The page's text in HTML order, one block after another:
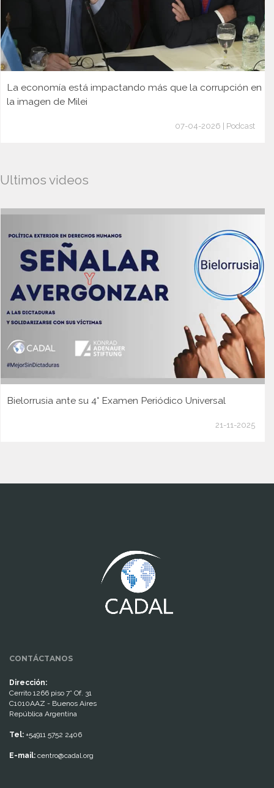
La economía está impactando más que la corrupción en
la imagen de Milei
07-04-2026 | Podcast
Ultimos videos
Bielorrusia ante su 4° Examen Periódico Universal
21-11-2025
CONTÁCTANOS
Dirección:
Cerrito 1266 piso 7° Of. 31
C1010AAZ - Buenos Aires
República Argentina
Tel: +54911 5752 2406
E-mail: centro@cadal.org